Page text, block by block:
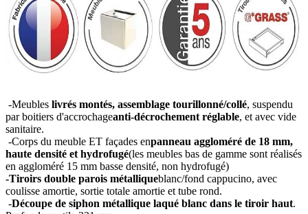
-Meubles livrés montés, assemblage tourillonné/collé, suspendu
par boitiers d'accrochageanti-décrochement réglable, et avec vide
sanitaire.
-Corps du meuble ET façades enpanneau aggloméré de 18 mm,
haute densité et hydrofugé(les meubles bas de gamme sont réalisés
en aggloméré 15 mm basse densité, non hydrofugé)
-Tiroirs double parois métalliqueblanc/fond cappucino, avec
coulisse amortie, sortie totale amortie et tube rond.
-Découpe de siphon métallique laqué blanc dans le tiroir haut.